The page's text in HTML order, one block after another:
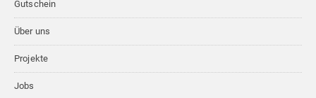
Gutschein
Über uns
Projekte
Jobs